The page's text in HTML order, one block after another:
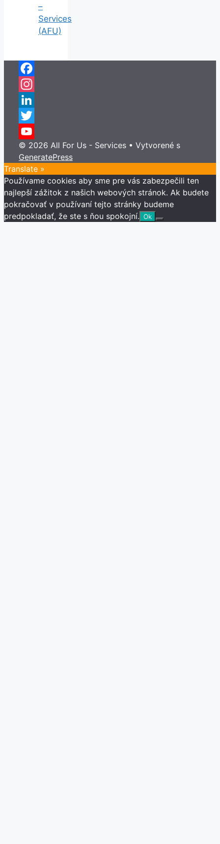
–
Services
(AFU)
Facebook
Instagram
LinkedIn
Twitter
YouTube
Channel
© 2026 All For Us - Services • Vytvorené s
GeneratePress
Translate »
Používame cookies aby sme pre vás zabezpečili ten
najlepší zážitok z našich webových stránok. Ak budete
pokračovať v používaní tejto stránky budeme
predpokladať, že ste s ňou spokojní. Ok